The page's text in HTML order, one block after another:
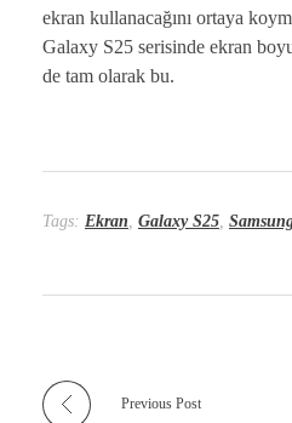
ekran kullanacağını ortaya
Galaxy S25 serisinde ekran
de tam olarak bu.
Tags: Ekran Galaxy S25
Previous Post